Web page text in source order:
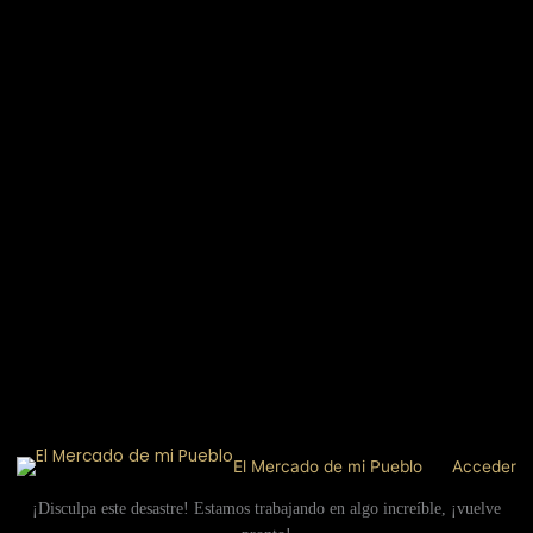
El Mercado de mi Pueblo Acceder
¡Disculpa este desastre! Estamos trabajando en algo increíble, ¡vuelve